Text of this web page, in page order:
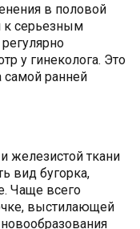
в половой
к серьезным
у гинеколога. Это
самой ранней
железистой ткани
вид бугорка,
Чаще всего
выстилающей